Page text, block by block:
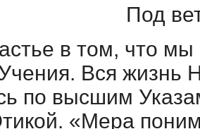
Под
в том, что
Вся жизнь
по высшим
«Мера